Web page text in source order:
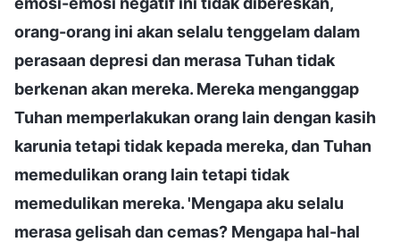
orang-orang ini akan selalu tenggelam dalam
perasaan depresi dan merasa Tuhan tidak
berkenan akan mereka. Mereka menganggap
Tuhan memperlakukan orang lain dengan kasih
karunia tetapi tidak kepada mereka, dan Tuhan
memedulikan orang lain tetapi tidak
memedulikan mereka. 'Mengapa aku selalu
merasa gelisah dan cemas? Mengapa hal-hal